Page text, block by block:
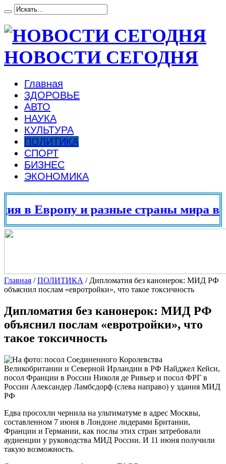
НОВОСТИ СЕГОДНЯ
Главная
ЗДОРОВЬЕ
АВТО
НАУКА
КУЛЬТУРА
ПОЛИТИКА
СПОРТ
БИЗНЕС
ЭКОНОМИКА
Европу и разные страны мира в
Главная /ПОЛИТИКА / Дипломатия без канонерок: МИД РФ
объяснил послам «евротройки», что такое токсичность
Дипломатия без канонерок: МИД РФ
объяснил послам «евротройки», что
такое токсичность
Едва просохли чернила на ультиматуме в адрес Москвы,
составленном 7 июня в Лондоне лидерами Британии,
Франции и Германии, как послы этих стран затребовали
аудиенции у руководства МИД России. И 11 июня получили
такую возможность.